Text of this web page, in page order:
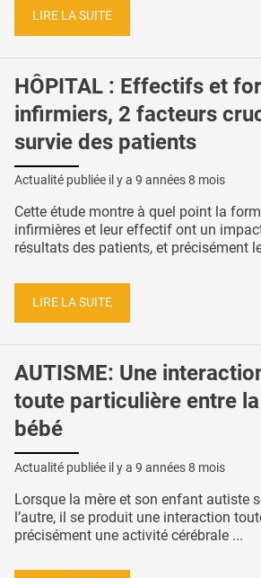
LIRE LA SUITE
HÔPITAL : Effectifs et
infirmiers, 2 facteurs
survie des patients
Actualité publiée il y a 9 années 8 mois
Cette étude montre à quel point la
infirmières et leur effectif ont un
résultats des patients, et précisément
LIRE LA SUITE
AUTISME: Une
toute particulière entre
bébé
Actualité publiée il y a 9 années 8 mois
Lorsque la mère et son enfant autiste
l’autre, il se produit une interaction
précisément une activité cérébrale ...